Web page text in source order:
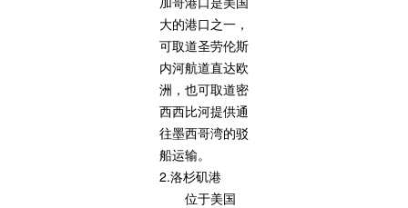
大的港口之一，
可取道圣劳伦斯
内河航道直达欧
洲，也可取道密
西西比河提供通
往墨西哥湾的驳
船运输。
2.洛杉矶港
位于美国